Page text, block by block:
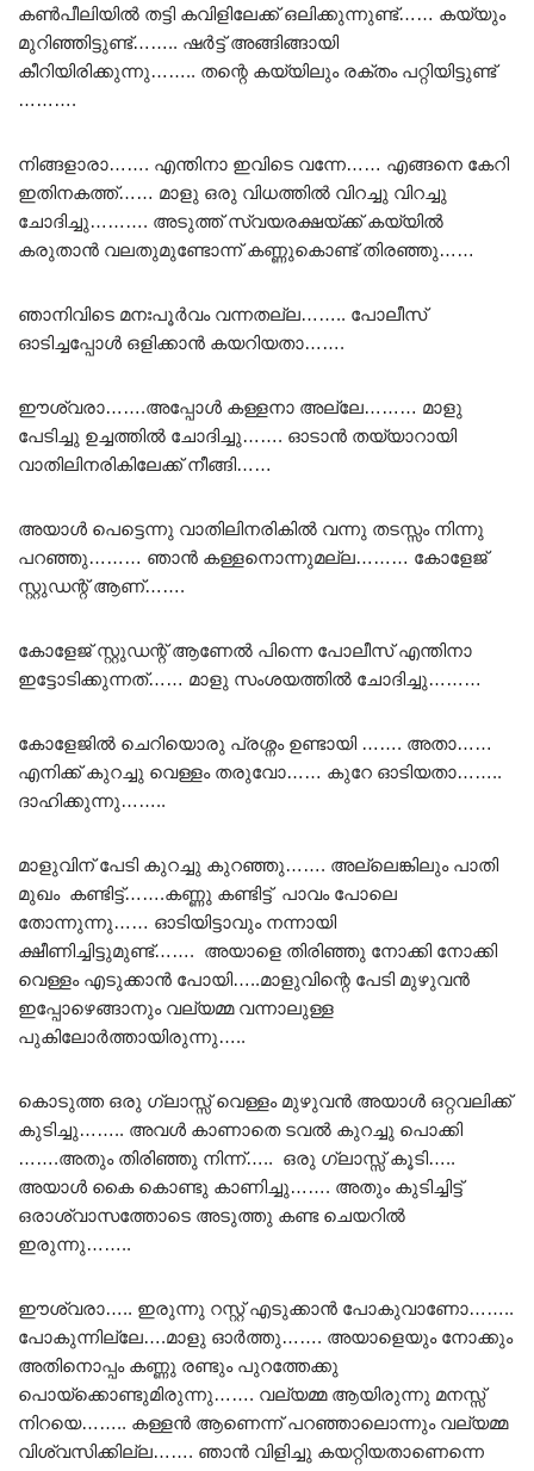
കൺപീലിയിൽ തട്ടി കവിളിലേക്ക് ഒലിക്കുന്നുണ്ട്…… കയ്യും
മുറിഞ്ഞിട്ടുണ്ട്…….. ഷർട്ട്‌ അങ്ങിങ്ങായി
കീറിയിരിക്കുന്നു…….. തന്റെ കയ്യിലും രക്തം പറ്റിയിട്ടുണ്ട്
……….
നിങ്ങളാരാ……. എന്തിനാ ഇവിടെ വന്നേ…… എങ്ങനെ കേറി
ഇതിനകത്ത്…… മാളു ഒരു വിധത്തിൽ വിറച്ചു വിറച്ചു
ചോദിച്ചു………. അടുത്ത് സ്വയരക്ഷയ്ക്ക് കയ്യിൽ
കരുതാൻ വലതുമുണ്ടോന്ന് കണ്ണുകൊണ്ട് തിരഞ്ഞു……
ഞാനിവിടെ മനഃപൂർവം വന്നതല്ല…….. പോലീസ്
ഓടിച്ചപ്പോൾ ഒളിക്കാൻ കയറിയതാ…….
ഈശ്വരാ…….അപ്പോൾ കള്ളനാ അല്ലേ……… മാളു
പേടിച്ചു ഉച്ചത്തിൽ ചോദിച്ചു……. ഓടാൻ തയ്യാറായി
വാതിലിനരികിലേക്ക് നീങ്ങി……
അയാൾ പെട്ടെന്നു വാതിലിനരികിൽ വന്നു തടസ്സം നിന്നു
പറഞ്ഞു……… ഞാൻ കള്ളനൊന്നുമല്ല……… കോളേജ്
സ്റ്റുഡന്റ് ആണ്…….
കോളേജ് സ്റ്റുഡന്റ് ആണേൽ പിന്നെ പോലീസ് എന്തിനാ
ഇട്ടോടിക്കുന്നത്…… മാളു സംശയത്തിൽ ചോദിച്ചു………
കോളേജിൽ ചെറിയൊരു പ്രശ്നം ഉണ്ടായി ……. അതാ……
എനിക്ക് കുറച്ചു വെള്ളം തരുവോ…… കുറേ ഓടിയതാ……..
ദാഹിക്കുന്നു……..
മാളുവിന് പേടി കുറച്ചു കുറഞ്ഞു……. അല്ലെങ്കിലും പാതി
മുഖം കണ്ടിട്ട്…….കണ്ണു കണ്ടിട്ട് പാവം പോലെ
തോന്നുന്നു…… ഓടിയിട്ടാവും നന്നായി
ക്ഷീണിച്ചിട്ടുമുണ്ട്……. അയാളെ തിരിഞ്ഞു നോക്കി നോക്കി
വെള്ളം എടുക്കാൻ പോയി…..മാളുവിന്റെ പേടി മുഴുവൻ
ഇപ്പോഴെങ്ങാനും വല്യമ്മ വന്നാലുള്ള
പുകിലോർത്തായിരുന്നു…..
കൊടുത്ത ഒരു ഗ്ലാസ്സ് വെള്ളം മുഴുവൻ അയാൾ ഒറ്റവലിക്ക്
കുടിച്ചു…….. അവൾ കാണാതെ ടവൽ കുറച്ചു പൊക്കി
…….അതും തിരിഞ്ഞു നിന്ന്….. ഒരു ഗ്ലാസ്സ് കൂടി…..
അയാൾ കൈ കൊണ്ടു കാണിച്ചു……. അതും കുടിച്ചിട്ട്
ഒരാശ്വാസത്തോടെ അടുത്തു കണ്ട ചെയറിൽ
ഇരുന്നു……..
ഈശ്വരാ….. ഇരുന്നു റസ്റ്റ്‌ എടുക്കാൻ പോകുവാണോ……..
പോകുന്നില്ലേ….മാളു ഓർത്തു……. അയാളെയും നോക്കും
അതിനൊപ്പം കണ്ണു രണ്ടും പുറത്തേക്കു
പൊയ്ക്കൊണ്ടുമിരുന്നു……. വല്യമ്മ ആയിരുന്നു മനസ്സ്
നിറയെ…….. കള്ളൻ ആണെന്ന് പറഞ്ഞാലൊന്നും വല്യമ്മ
വിശ്വസിക്കില്ല……. ഞാൻ വിളിച്ചു കയറ്റിയതാണെന്നെ